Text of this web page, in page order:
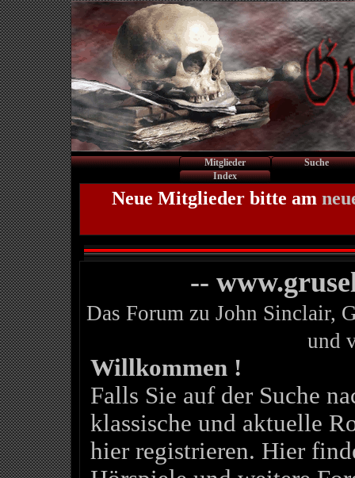
Mitglieder
Suche
Index
Neue Mitglieder bitte am
--
Das Forum zu John Sinclair,
und
Willkommen !
Falls Sie auf der Suche
klassische und aktuelle
hier registrieren. Hier